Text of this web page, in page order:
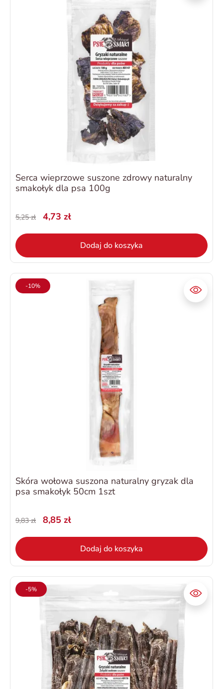
Serca wieprzowe suszone zdrowy naturalny
smakołyk dla psa 100g
5,25 zł 4,73 zł
Dodaj do koszyka
-10%
Skóra wołowa suszona naturalny gryzak dla
psa smakołyk 50cm 1szt
9,83 zł 8,85 zł
Dodaj do koszyka
-5%